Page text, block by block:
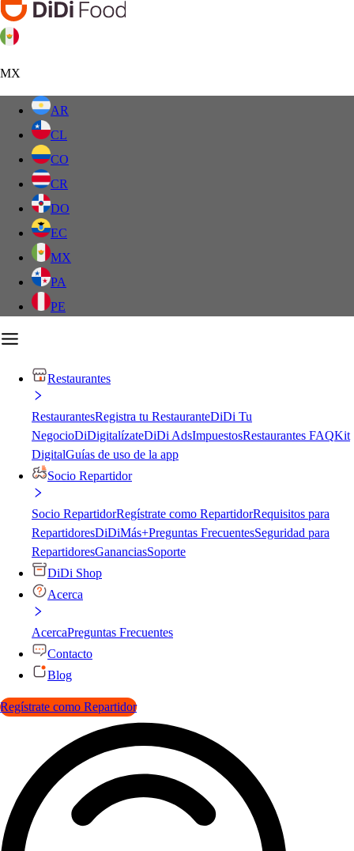
MX
AR
CL
CO
CR
DO
EC
MX
PA
PE
Restaurantes
RestaurantesRegistra tu RestauranteDiDi Tu
NegocioDiDigitalízateDiDi AdsImpuestosRestaurantes FAQKit
DigitalGuías de uso de la app
Socio Repartidor
Socio RepartidorRegístrate como RepartidorRequisitos para
RepartidoresDiDiMás+Preguntas FrecuentesSeguridad para
RepartidoresGananciasSoporte
DiDi Shop
Acerca
AcercaPreguntas Frecuentes
Contacto
Blog
Regístrate como Repartidor